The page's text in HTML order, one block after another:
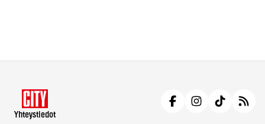
Yhteystiedot